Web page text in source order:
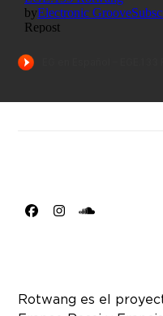
Facebook
InstagramSoundCloud
Rotwang es el